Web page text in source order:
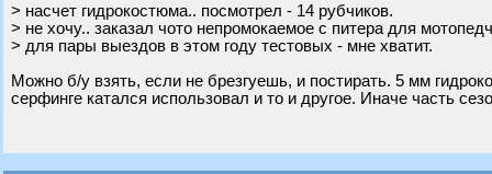
> насчет гидрокостюма.. посмотрел - 14 рубчиков.
> не хочу.. заказал чото непромокаемое с питера для
> для пары выездов в этом году тестовых - мне хватит.
Можно б/у взять, если не брезгуешь, и постирать. 5 мм
серфинге катался использовал и то и другое. Иначе часть